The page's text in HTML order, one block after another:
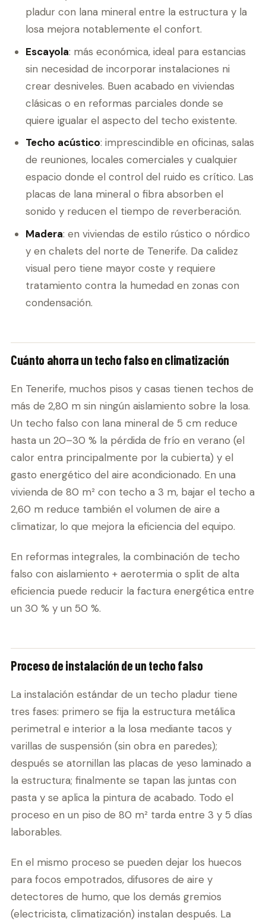
pladur con lana mineral entre la estructura y la
losa mejora notablemente el confort.
Escayola: más económica, ideal para estancias
sin necesidad de incorporar instalaciones ni
crear desniveles. Buen acabado en viviendas
clásicas o en reformas parciales donde se
quiere igualar el aspecto del techo existente.
Techo acústico: imprescindible en oficinas, salas
de reuniones, locales comerciales y cualquier
espacio donde el control del ruido es crítico. Las
placas de lana mineral o fibra absorben el
sonido y reducen el tiempo de reverberación.
Madera: en viviendas de estilo rústico o nórdico
y en chalets del norte de Tenerife. Da calidez
visual pero tiene mayor coste y requiere
tratamiento contra la humedad en zonas con
condensación.
Cuánto ahorra un techo falso en climatización
En Tenerife, muchos pisos y casas tienen techos de
más de 2,80 m sin ningún aislamiento sobre la losa.
Un techo falso con lana mineral de 5 cm reduce
hasta un 20–30 % la pérdida de frío en verano (el
calor entra principalmente por la cubierta) y el
gasto energético del aire acondicionado. En una
vivienda de 80 m² con techo a 3 m, bajar el techo a
2,60 m reduce también el volumen de aire a
climatizar, lo que mejora la eficiencia del equipo.
En reformas integrales, la combinación de techo
falso con aislamiento + aerotermia o split de alta
eficiencia puede reducir la factura energética entre
un 30 % y un 50 %.
Proceso de instalación de un techo falso
La instalación estándar de un techo pladur tiene
tres fases: primero se fija la estructura metálica
perimetral e interior a la losa mediante tacos y
varillas de suspensión (sin obra en paredes);
después se atornillan las placas de yeso laminado a
la estructura; finalmente se tapan las juntas con
pasta y se aplica la pintura de acabado. Todo el
proceso en un piso de 80 m² tarda entre 3 y 5 días
laborables.
En el mismo proceso se pueden dejar los huecos
para focos empotrados, difusores de aire y
detectores de humo, que los demás gremios
(electricista, climatización) instalan después. La